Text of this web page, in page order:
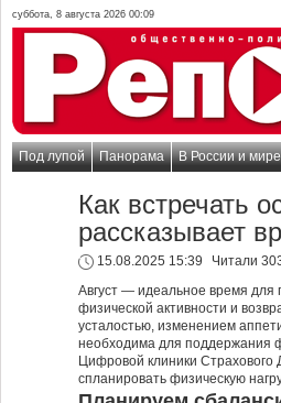
суббота, 8 августа 2026 00:09
Под лупой Панорама В России и мире
Как встречать
рассказывает
15.08.2025 15:39
Читали
Август — идеальное время для
физической активности и
усталостью, изменением
необходима для поддержания
Цифровой клиники Страхового
спланировать физическую